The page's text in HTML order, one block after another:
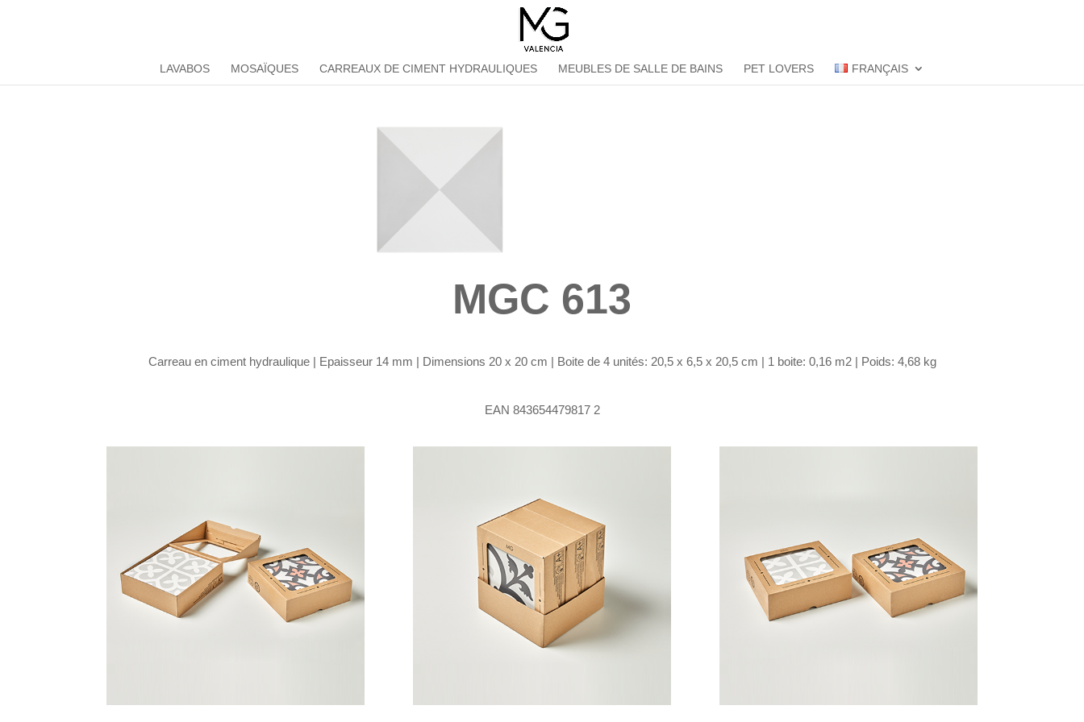
LAVABOS MOSAÏQUES CARREAUX DE CIMENT HYDRAULIQUES MEUBLES DE SALLE DE BAINS PET LOVERS FRANÇAIS
MGC 613
Carreau en ciment hydraulique | Epaisseur 14 mm | Dimensions 20 x 20 cm | Boite de 4 unités: 20,5 x 6,5 x 20,5 cm | 1 boite: 0,16 m2 | Poids: 4,68 kg
EAN 843654479817 2